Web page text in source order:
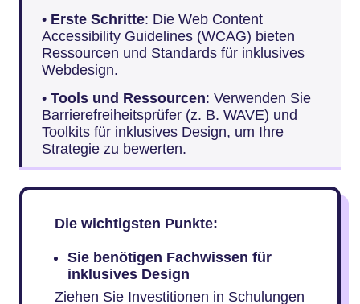
• Erste Schritte: Die Web Content
Accessibility Guidelines (WCAG) bieten
Ressourcen und Standards für inklusives
Webdesign.
• Tools und Ressourcen: Verwenden Sie
Barrierefreiheitsprüfer (z. B. WAVE) und
Toolkits für inklusives Design, um Ihre
Strategie zu bewerten.
Die wichtigsten Punkte:
Sie benötigen Fachwissen für
inklusives Design
Ziehen Sie Investitionen in Schulungen